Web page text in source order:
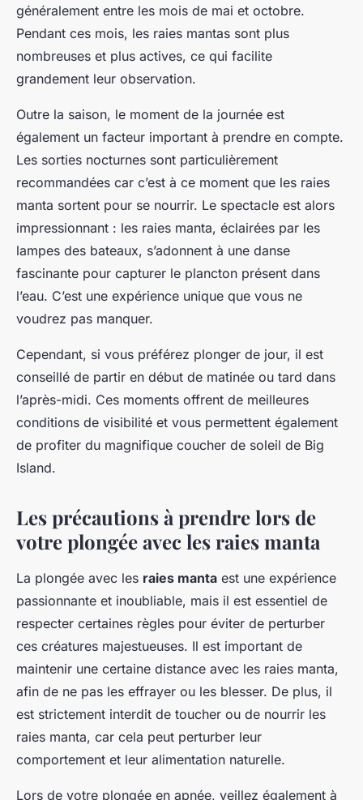
généralement entre les mois de mai et octobre.
Pendant ces mois, les raies mantas sont plus
nombreuses et plus actives, ce qui facilite
grandement leur observation.
Outre la saison, le moment de la journée est
également un facteur important à prendre en compte.
Les sorties nocturnes sont particulièrement
recommandées car c’est à ce moment que les raies
manta sortent pour se nourrir. Le spectacle est alors
impressionnant : les raies manta, éclairées par les
lampes des bateaux, s’adonnent à une danse
fascinante pour capturer le plancton présent dans
l’eau. C’est une expérience unique que vous ne
voudrez pas manquer.
Cependant, si vous préférez plonger de jour, il est
conseillé de partir en début de matinée ou tard dans
l’après-midi. Ces moments offrent de meilleures
conditions de visibilité et vous permettent également
de profiter du magnifique coucher de soleil de Big
Island.
Les précautions à prendre lors de
votre plongée avec les raies manta
La plongée avec les raies manta est une expérience
passionnante et inoubliable, mais il est essentiel de
respecter certaines règles pour éviter de perturber
ces créatures majestueuses. Il est important de
maintenir une certaine distance avec les raies manta,
afin de ne pas les effrayer ou les blesser. De plus, il
est strictement interdit de toucher ou de nourrir les
raies manta, car cela peut perturber leur
comportement et leur alimentation naturelle.
Lors de votre plongée en apnée, veillez également à